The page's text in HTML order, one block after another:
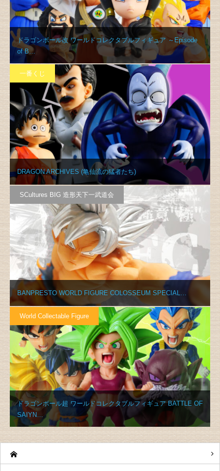
ドラゴンボール改 ワールドコレクタブルフィギュア ～Episode
of B…
一番くじ
DRAGON ARCHIVES (亀仙流の猛者たち)
SCultures BIG 造形天下一武道会
BANPRESTO WORLD FIGURE COLOSSEUM SPECIAL…
World Collectable Figure
ドラゴンボール超 ワールドコレクタブルフィギュア BATTLE OF
SAIYN…